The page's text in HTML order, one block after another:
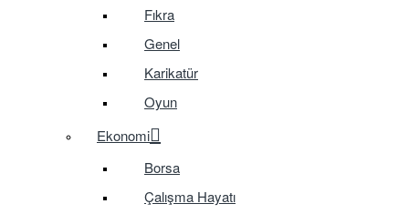
Fıkra
Genel
Karikatür
Oyun
Ekonomi
Borsa
Çalışma Hayatı